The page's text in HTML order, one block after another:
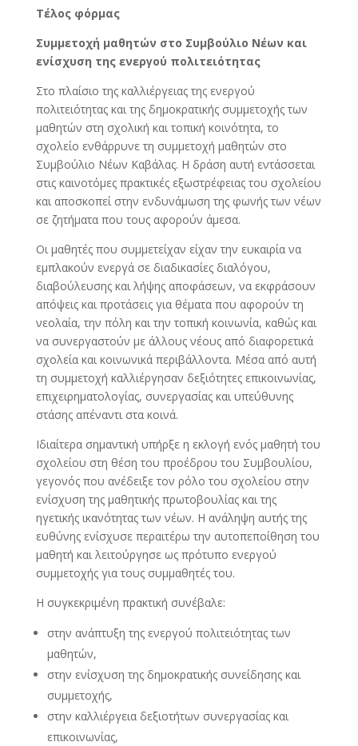
Τέλος φόρμας
Συμμετοχή μαθητών στο Συμβούλιο Νέων και
ενίσχυση της ενεργού πολιτειότητας
Στο πλαίσιο της καλλιέργειας της ενεργού
πολιτειότητας και της δημοκρατικής συμμετοχής των
μαθητών στη σχολική και τοπική κοινότητα, το
σχολείο ενθάρρυνε τη συμμετοχή μαθητών στο
Συμβούλιο Νέων Καβάλας. Η δράση αυτή εντάσσεται
στις καινοτόμες πρακτικές εξωστρέφειας του σχολείου
και αποσκοπεί στην ενδυνάμωση της φωνής των νέων
σε ζητήματα που τους αφορούν άμεσα.
Οι μαθητές που συμμετείχαν είχαν την ευκαιρία να
εμπλακούν ενεργά σε διαδικασίες διαλόγου,
διαβούλευσης και λήψης αποφάσεων, να εκφράσουν
απόψεις και προτάσεις για θέματα που αφορούν τη
νεολαία, την πόλη και την τοπική κοινωνία, καθώς και
να συνεργαστούν με άλλους νέους από διαφορετικά
σχολεία και κοινωνικά περιβάλλοντα. Μέσα από αυτή
τη συμμετοχή καλλιέργησαν δεξιότητες επικοινωνίας,
επιχειρηματολογίας, συνεργασίας και υπεύθυνης
στάσης απέναντι στα κοινά.
Ιδιαίτερα σημαντική υπήρξε η εκλογή ενός μαθητή του
σχολείου στη θέση του προέδρου του Συμβουλίου,
γεγονός που ανέδειξε τον ρόλο του σχολείου στην
ενίσχυση της μαθητικής πρωτοβουλίας και της
ηγετικής ικανότητας των νέων. Η ανάληψη αυτής της
ευθύνης ενίσχυσε περαιτέρω την αυτοπεποίθηση του
μαθητή και λειτούργησε ως πρότυπο ενεργού
συμμετοχής για τους συμμαθητές του.
Η συγκεκριμένη πρακτική συνέβαλε:
στην ανάπτυξη της ενεργού πολιτειότητας των
μαθητών,
στην ενίσχυση της δημοκρατικής συνείδησης και
συμμετοχής,
στην καλλιέργεια δεξιοτήτων συνεργασίας και
επικοινωνίας,